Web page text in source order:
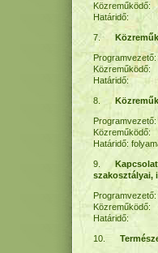
Közreműködő:
Határidő:
7.
Programvezető:
Közreműködő:
Határidő:
8.
Programvezető:
Közreműködő:
Határidő:
9.
szakosztályai,
Programvezető:
Közreműködő:
Határidő:
10.